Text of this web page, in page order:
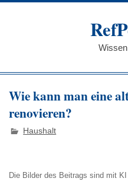
Zum
Wie kann man eine
renovieren?
Haushalt
Die Bilder des Beitrags sind mit KI